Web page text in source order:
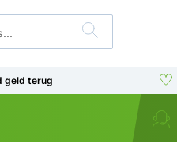
geld terug